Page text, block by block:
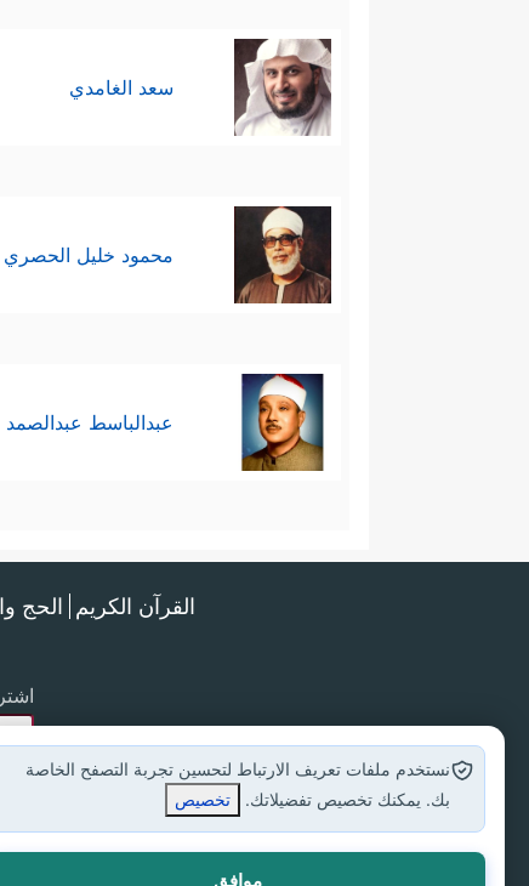
سعد الغامدي
محمود خليل الحصري
عبدالباسط عبدالصمد
القرآن الكريم الحج
نستخدم ملفات تعريف الارتباط لتحسين تجربة التصفح الخاصة
بك. يمكنك تخصيص تفضيلاتك.
تخصيص
موافق